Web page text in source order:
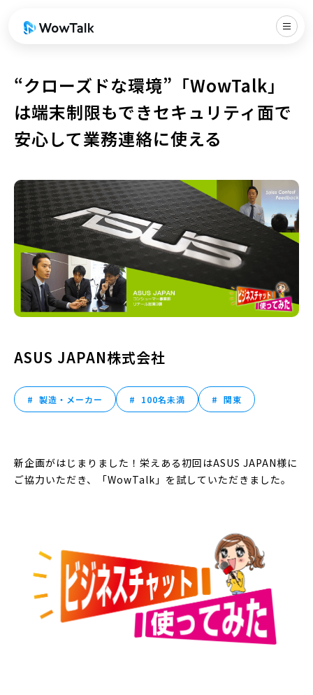
“クローズドな環境”「WowTalk」
は端末制限もできセキュリティ面で
安心して業務連絡に使える
ASUS JAPAN株式会社
製造・メーカー 100名未満 関東
新企画がはじまりました！栄えある初回はASUS JAPAN様に
ご協力いただき、「WowTalk」を試していただきました。